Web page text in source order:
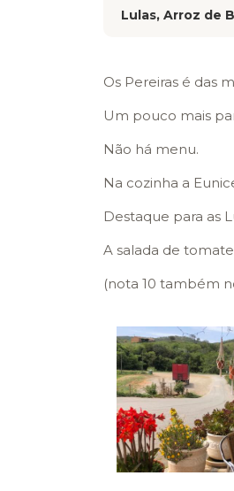
Lulas, Arroz de
Os Pereiras é das
Um pouco mais
Não há menu.
Na cozinha a
Destaque para as
A salada de
(nota 10 também